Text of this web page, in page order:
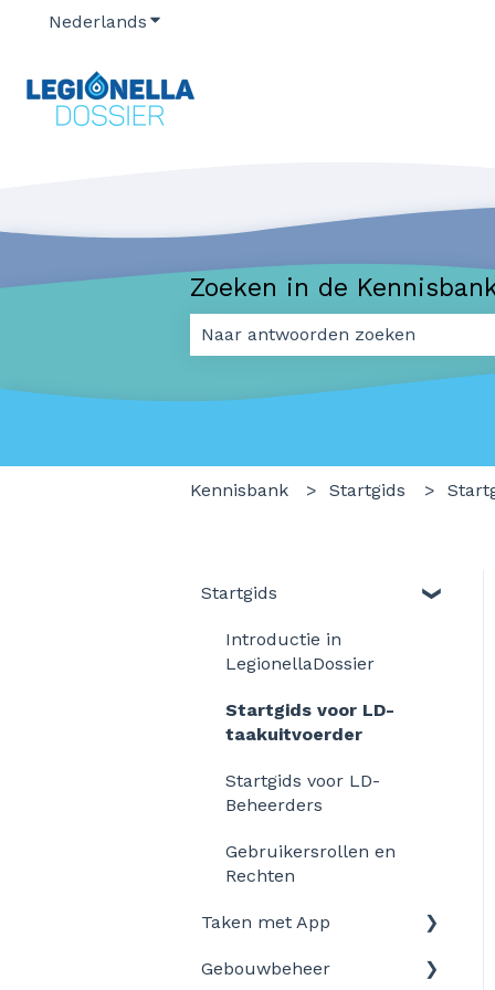
Nederlands Submenu tonen voor vertalingen
Zoeken in de
Er zijn geen suggesties want
Kennisbank Startgids
Startgids
Introductie in
LegionellaDossier
Startgids voor LD-
taakuitvoerder
Startgids voor LD-
Beheerders
Gebruikersrollen en
Rechten
Taken met App
Aan de slag
Gebouwbeheer